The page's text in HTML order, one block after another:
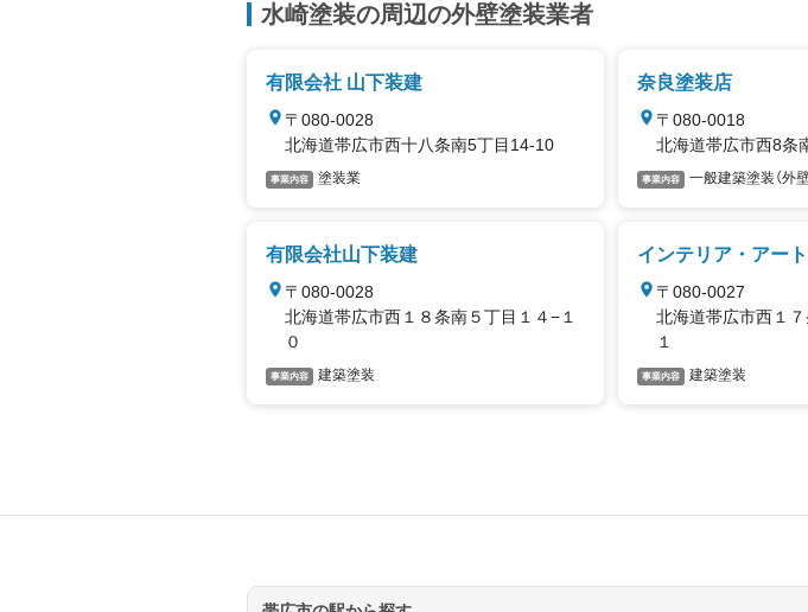
水崎塗装の周辺の外壁塗装業者
有限会社 山下装建
〒080-0028
北海道帯広市西十八条南5丁目14-10
事業内容 塗装業
奈良塗装店
〒080-0018
北海道帯広市西8条
事業内容 一般建築塗装（外
有限会社山下装建
〒080-0028
北海道帯広市西１８条南５丁目１４−１
０
事業内容 建築塗装
インテリア・アー
〒080-0027
北海道帯広市西１
１
事業内容 建築塗装